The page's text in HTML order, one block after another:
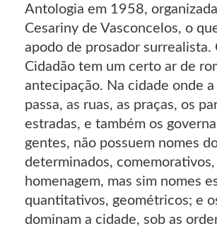
Antologia em 1958,
Cesariny de Vasconcelos, o
apodo de prosador surrealista.
Cidadão tem um certo ar de
antecipação. Na cidade onde a
passa, as ruas, as praças, os
estradas, e também os
gentes, não possuem nomes
determinados, comemorativos,
homenagem, mas sim nomes
quantitativos, geométricos; e
dominam a cidade, sob as